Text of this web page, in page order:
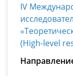
IV
(High-level